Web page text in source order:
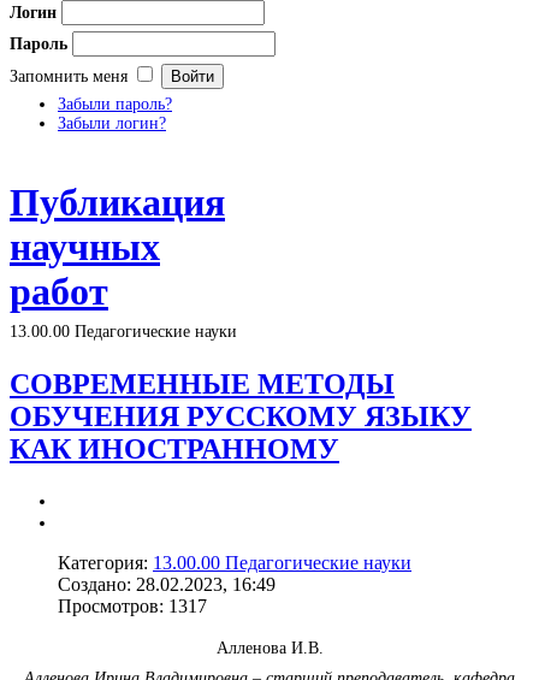
Логин
Пароль
Запомнить меня
Забыли пароль?
Забыли логин?
Публикация
научных
работ
13.00.00 Педагогические науки
СОВРЕМЕННЫЕ МЕТОДЫ
ОБУЧЕНИЯ РУССКОМУ ЯЗЫКУ
КАК ИНОСТРАННОМУ
Категория: 13.00.00 Педагогические науки
Создано: 28.02.2023, 16:49
Просмотров: 1317
Алленова И.В.